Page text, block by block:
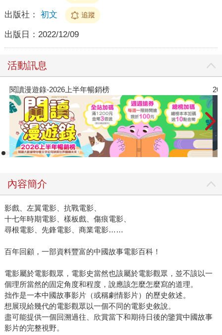
出版社： 初文 追蹤
出版日： 2022/12/09
活動訊息
閱讀漫遊錄-2026上半年暢銷榜
內容簡介
影戲、左翼電影、抗戰電影、
十七年時期電影、樣板戲、傷痕電影、
尋根電影、先鋒電影、商業電影……
百年回顧，一部資料豐富的中國故事電影百科！
電影屬於電影觀眾，電影史當然也該屬於電影觀眾，並不該以一
個理所當然的固定角度和程度，說應該怎麼怎麼寫的道理。
拙作是一本中國故事影片（或稱劇情影片）的歷史敘述。
想展現給幾代的電影觀眾以一個不同的電影史敘說。
盡可能提供一個回溯過往、欣賞當下和期待日後的鑒賞中國故事
影片的完整視野。